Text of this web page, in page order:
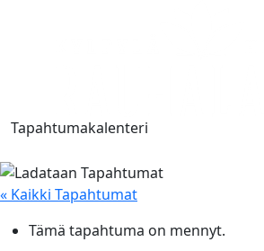
Tapahtumakalenteri
« Kaikki Tapahtumat
Tämä tapahtuma on mennyt.